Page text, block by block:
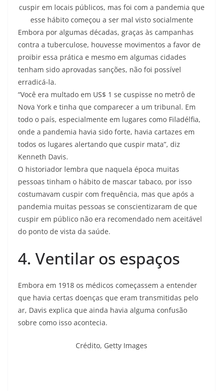
cuspir em locais públicos, mas foi com a pandemia que
esse hábito começou a ser mal visto socialmente
Embora por algumas décadas, graças às campanhas
contra a tuberculose, houvesse movimentos a favor de
proibir essa prática e mesmo em algumas cidades
tenham sido aprovadas sanções, não foi possível
erradicá-la.
“Você era multado em US$ 1 se cuspisse no metrô de
Nova York e tinha que comparecer a um tribunal. Em
todo o país, especialmente em lugares como Filadélfia,
onde a pandemia havia sido forte, havia cartazes em
todos os lugares alertando que cuspir mata”, diz
Kenneth Davis.
O historiador lembra que naquela época muitas
pessoas tinham o hábito de mascar tabaco, por isso
costumavam cuspir com frequência, mas que após a
pandemia muitas pessoas se conscientizaram de que
cuspir em público não era recomendado nem aceitável
do ponto de vista da saúde.
4. Ventilar os espaços
Embora em 1918 os médicos começassem a entender
que havia certas doenças que eram transmitidas pelo
ar, Davis explica que ainda havia alguma confusão
sobre como isso acontecia.
Crédito, Getty Images